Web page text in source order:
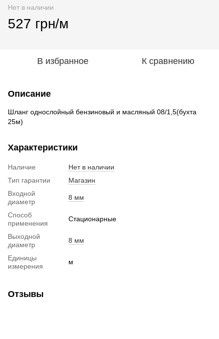
Нет в наличии
527 грн/м
В избранное К сравнению
Описание
Шланг однослойный бензиновый и масляный 08/1,5(бухта
25м)
Характеристики
Наличие
Нет в наличии
Тип гарантии
Магазин
Входной
диаметр
8 мм
Способ
применения
Стационарные
Выходной
диаметр
8 мм
Единицы
измерения
м
Отзывы